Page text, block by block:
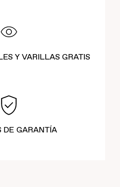
Y VARILLAS GRATIS
DE GARANTÍA